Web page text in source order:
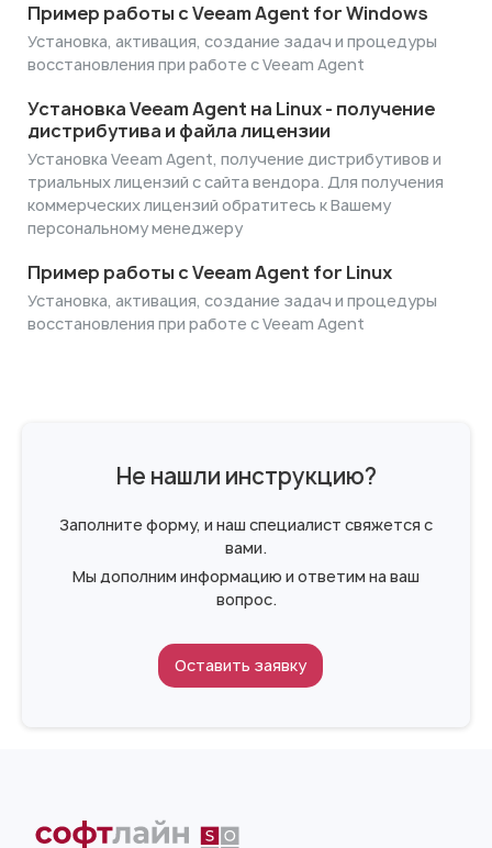
Пример работы с Veeam Agent for Windows
Установка, активация, создание задач и процедуры
восстановления при работе с Veeam Agent
Установка Veeam Agent на Linux - получение
дистрибутива и файла лицензии
Установка Veeam Agent, получение дистрибутивов и
триальных лицензий с сайта вендора. Для получения
коммерческих лицензий обратитесь к Вашему
персональному менеджеру
Пример работы с Veeam Agent for Linux
Установка, активация, создание задач и процедуры
восстановления при работе с Veeam Agent
Не нашли инструкцию?
Заполните форму, и наш специалист свяжется с
вами.
Мы дополним информацию и ответим на ваш
вопрос.
Оставить заявку